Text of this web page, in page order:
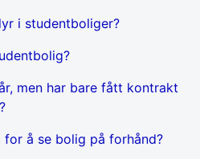
i studentboliger?
men har bare fått kontrakt
for å se bolig på forhånd?